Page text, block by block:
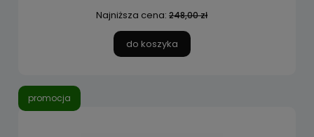
Najniższa cena: 248,00 zł
do koszyka
promocja